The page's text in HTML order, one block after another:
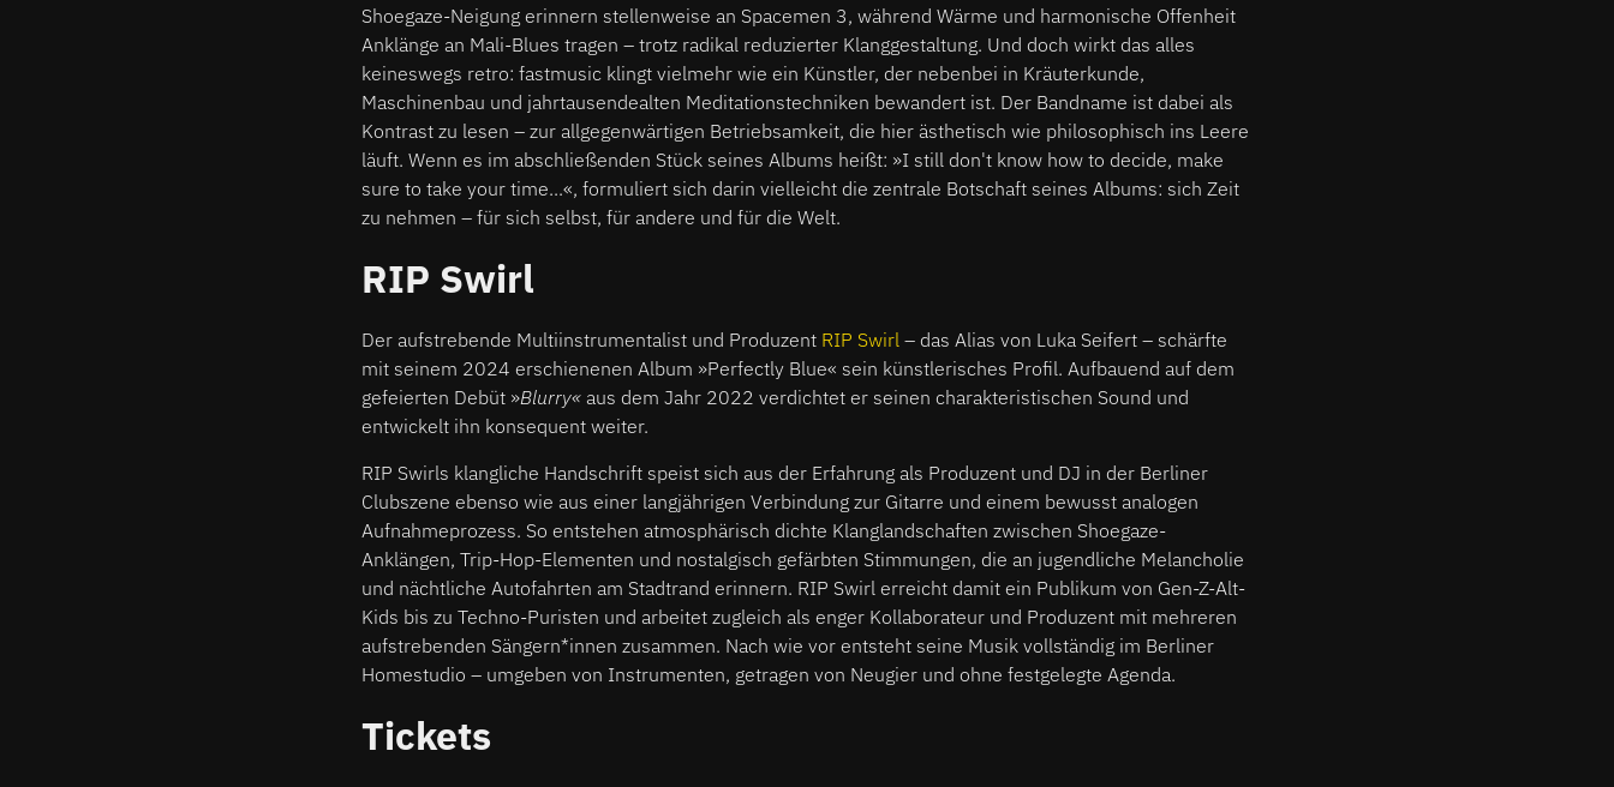
Shoegaze-Neigung erinnern stellenweise an Spacemen 3, während Wärme und harmonische Offenheit
Anklänge an Mali-Blues tragen – trotz radikal reduzierter Klanggestaltung. Und doch wirkt das alles
keineswegs retro: fastmusic klingt vielmehr wie ein Künstler, der nebenbei in Kräuterkunde,
Maschinenbau und jahrtausendealten Meditationstechniken bewandert ist. Der Bandname ist dabei als
Kontrast zu lesen – zur allgegenwärtigen Betriebsamkeit, die hier ästhetisch wie philosophisch ins Leere
läuft. Wenn es im abschließenden Stück seines Albums heißt: »I still don't know how to decide, make
sure to take your time...«, formuliert sich darin vielleicht die zentrale Botschaft seines Albums: sich Zeit
zu nehmen – für sich selbst, für andere und für die Welt.
RIP Swirl
Der aufstrebende Multiinstrumentalist und Produzent RIP Swirl – das Alias von Luka Seifert – schärfte
mit seinem 2024 erschienenen Album »Perfectly Blue« sein künstlerisches Profil. Aufbauend auf dem
gefeierten Debüt »Blurry« aus dem Jahr 2022 verdichtet er seinen charakteristischen Sound und
entwickelt ihn konsequent weiter.
RIP Swirls klangliche Handschrift speist sich aus der Erfahrung als Produzent und DJ in der Berliner
Clubszene ebenso wie aus einer langjährigen Verbindung zur Gitarre und einem bewusst analogen
Aufnahmeprozess. So entstehen atmosphärisch dichte Klanglandschaften zwischen Shoegaze-
Anklängen, Trip-Hop-Elementen und nostalgisch gefärbten Stimmungen, die an jugendliche Melancholie
und nächtliche Autofahrten am Stadtrand erinnern. RIP Swirl erreicht damit ein Publikum von Gen-Z-Alt-
Kids bis zu Techno-Puristen und arbeitet zugleich als enger Kollaborateur und Produzent mit mehreren
aufstrebenden Sängern*innen zusammen. Nach wie vor entsteht seine Musik vollständig im Berliner
Homestudio – umgeben von Instrumenten, getragen von Neugier und ohne festgelegte Agenda.
Tickets